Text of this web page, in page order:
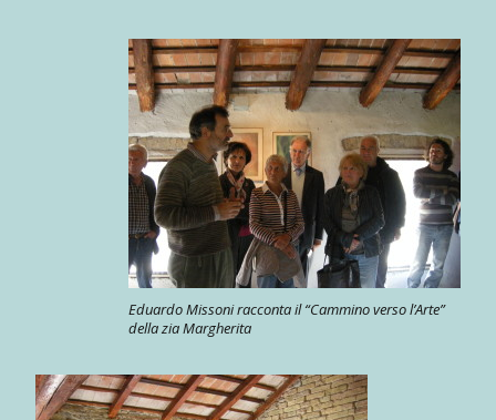
Eduardo Missoni racconta il “Cammino verso l’Arte”
della zia Margherita